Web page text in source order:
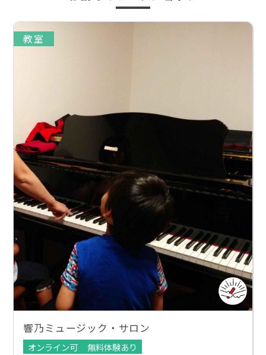
教室
響乃ミュージック・サロン
オンライン可 無料体験あり